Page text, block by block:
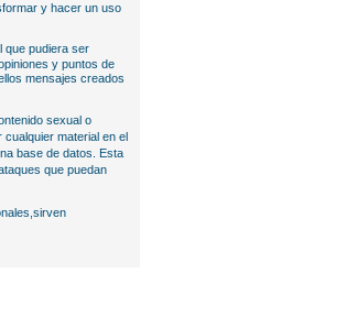
y hacer un uso
que pudiera ser
y puntos de
mensajes creados
sexual o
material en el
base de datos. Esta
que puedan